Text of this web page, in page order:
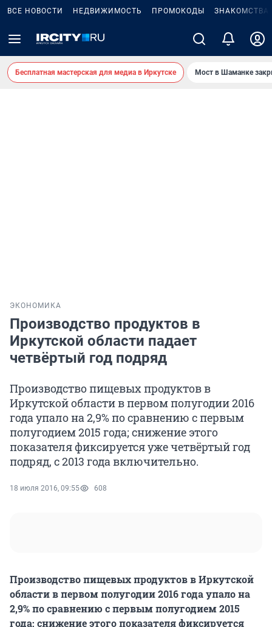
ВСЕ НОВОСТИ НЕДВИЖИМОСТЬ ПРОМОКОДЫ ЗНАКОМСТВА
Бесплатная мастерская для медиа в Иркутске Мост в Шаманке
ЭКОНОМИКА
Производство продуктов в
Иркутской области падает
четвёртый год подряд
Производство пищевых продуктов в
Иркутской области в первом полугодии 2016
года упало на 2,9% по сравнению с первым
полугодием 2015 года; снижение этого
показателя фиксируется уже четвёртый год
подряд, с 2013 года включительно.
18 июля 2016, 09:55 608
Производство пищевых продуктов в Иркутской
области в первом полугодии 2016 года упало на
2,9% по сравнению с первым полугодием 2015
года; снижение этого показателя фиксируется